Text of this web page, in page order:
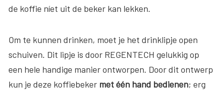
de koffie níet uit de beker kan lekken.
Om te kunnen drinken, moet je het drinklipje open
schuiven. Dit lipje is door REGENTECH gelukkig op
een hele handige manier ontworpen. Door dit ontwerp
kun je deze koffiebeker met één hand bedienen; erg